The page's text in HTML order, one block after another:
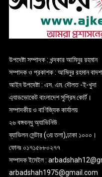
উপদেষ্টা সম্পাদক : খন্দকার আমিনুর রহমান
সম্পাদক ও প্রকাশক : আমিনুর রহমান
আইন উপদেষ্টা : এস. এম. দৌলত -ই-খুদা
এ্যাডভোকেট বাংলাদেশ সুপ্রিম কোর্ট।
সম্পাদকীয় ও বাণিজ্যিক কার্যালয়
২৬ বঙ্গবন্ধু অ্যাভিনিউ
ব্যাভিলন সেন্টার (৩য় তলা),ঢাকা ১০০০।
ফোনঃ ০১৭১৫৮৮০২৭৭
সম্পাদক ইমেইল :
arbadshah1975@gmail.com